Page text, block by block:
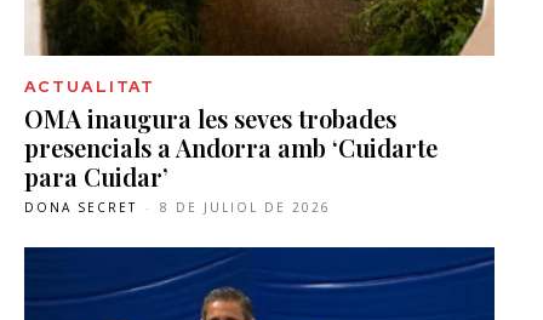
ACTUALITAT
OMA inaugura les seves trobades
presencials a Andorra amb ‘Cuidarte
para Cuidar’
DONA SECRET - 8 DE JULIOL DE 2026